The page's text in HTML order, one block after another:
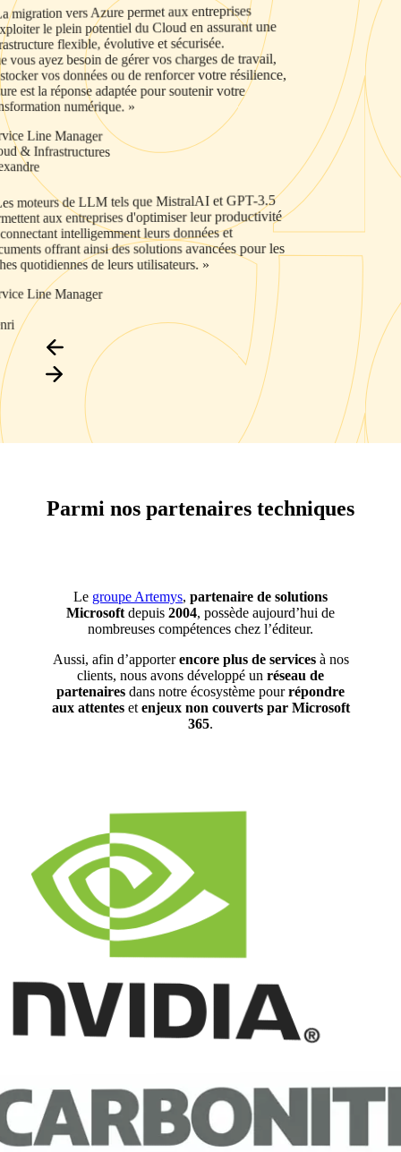
« La migration vers Azure permet aux entreprises
d'exploiter le plein potentiel du Cloud en assurant une
infrastructure flexible, évolutive et sécurisée.
Que vous ayez besoin de gérer vos charges de travail,
de stocker vos données ou de renforcer votre résilience,
Azure est la réponse adaptée pour soutenir votre
transformation numérique. »
Service Line Manager
Cloud & Infrastructures
« Les moteurs de LLM tels que MistralAI et GPT-3.5
permettent aux entreprises d'optimiser leur productivité
en connectant intelligemment leurs données et
documents offrant ainsi des solutions avancées pour les
tâches quotidiennes de leurs utilisateurs. »
Henri
Parmi nos partenaires techniques
Le groupe Artemys, partenaire de solutions
Microsoft depuis 2004, possède aujourd’hui de
nombreuses compétences chez l’éditeur.
Aussi, afin d’apporterencore plus de servicesà nos
clients, nous avons développé un réseau de
partenaires dans notre écosystème pourrépondre
aux attenteset enjeux non couverts par Microsoft
365.